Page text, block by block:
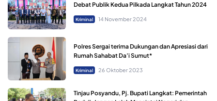
Debat Publik Kedua Pilkada Langkat Tahun 2024
Kriminal 14 November 2024
Polres Sergai terima Dukungan dan Apresiasi dari
Rumah Sahabat Da’i Sumut*
Kriminal 26 Oktober 2023
Tinjau Posyandu, Pj. Bupati Langkat: Pemerintah